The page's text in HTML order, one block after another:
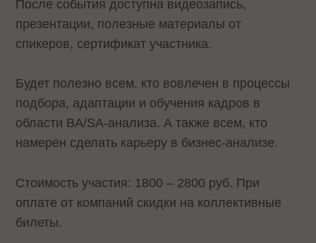
После события доступна видеозапись,
презентации, полезные материалы от
спикеров, сертификат участника.
Будет полезно всем, кто вовлечен в процессы
подбора, адаптации и обучения кадров в
области BA/SA-анализа. А также всем, кто
намерен сделать карьеру в бизнес-анализе.
Стоимость участия: 1800 – 2800 руб. При
оплате от компаний скидки на коллективные
билеты.